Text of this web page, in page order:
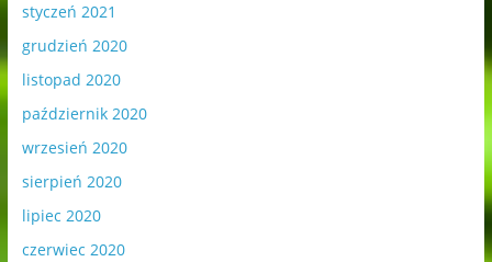
styczeń 2021
grudzień 2020
listopad 2020
październik 2020
wrzesień 2020
sierpień 2020
lipiec 2020
czerwiec 2020